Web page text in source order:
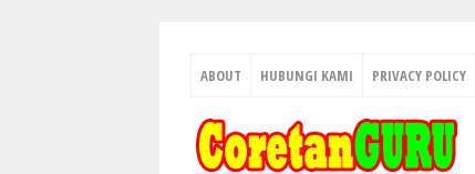
ABOUT HUBUNGI KAMI PRIVACY POLICY